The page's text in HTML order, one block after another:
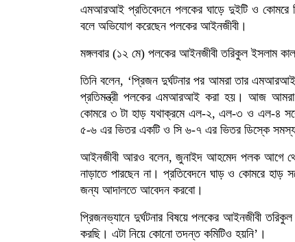
এমআরআই প্রতিবেদনে পলকের ঘাড়ে দুইটি ও কোমরে
বলে অভিযোগ করেছেন পলকের আইনজীবী।
মঙ্গলবার (১২ মে) পলকের আইনজীবী তরিকুল ইসলাম
তিনি বলেন, ‘প্রিজন দুর্ঘটনার পর আমরা তার এমআরআই
প্রতিমন্ত্রী পলকের এমআরআই করা হয়। আজ আমরা
কোমরে ৩ টা হাড় যথাক্রমে এল-২, এল-৩ ও এল-৪ সরে
৫-৬ এর ভিতর একটি ও সি ৬-৭ এর ভিতর ডিস্কে
আইনজীবী আরও বলেন, জুনাইদ আহমেদ পলক আগে
নাড়াতে পারছেন না। প্রতিবেদনে ঘাড় ও কোমরে হাড়
জন্য আদালতে আবেদন করবো।
প্রিজনভ্যানে দুর্ঘটনার বিষয়ে পলকের আইনজীবী
করছি। এটা নিয়ে কোনো তদন্ত কমিটিও হয়নি’।